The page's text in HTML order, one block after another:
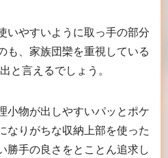
いやすいように取っ手の部分
も、家族団欒を重視している
と言えるでしょう。
小物が出しやすいパッとポケ
なりがちな収納上部を使った
勝手の良さをとことん追求し